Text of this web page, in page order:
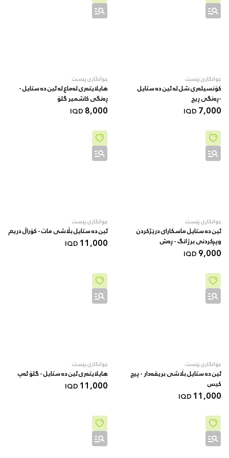
جوانکاری پێست
کۆنسیلەری شل لە ئین دە ستایل
-ڕەنگی ڕیچ
7,000
IQD
جوانکاری پێست
هایلایتەری لەماع لە ئین دە ستایل -
ڕەنگی کاشمیر گلۆ
8,000
IQD
جوانکاری پێست
ئین دە ستایل ماسکارای درێژکردن
وپڕکردنی برژانگ - ڕەش
9,000
IQD
جوانکاری پێست
ئین دە ستایل بڵاشی مات - کۆراڵ دریم
11,000
IQD
جوانکاری پێست
ئین دە ستایل بڵاشی بریقەدار - پیچ
کیس
11,000
IQD
جوانکاری پێست
هایلایتەری ئین دە ستایل - گلۆ ئەپ
11,000
IQD